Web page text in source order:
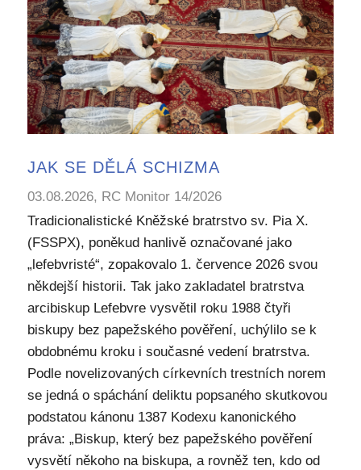
JAK SE DĚLÁ SCHIZMA
03.08.2026, RC Monitor 14/2026
Tradicionalistické Kněžské bratrstvo sv. Pia X.
(FSSPX), poněkud hanlivě označované jako
„lefebvristé“, zopakovalo 1. července 2026 svou
někdejší historii. Tak jako zakladatel bratrstva
arcibiskup Lefebvre vysvětil roku 1988 čtyři
biskupy bez papežského pověření, uchýlilo se k
obdobnému kroku i současné vedení bratrstva.
Podle novelizovaných církevních trestních norem
se jedná o spáchání deliktu popsaného skutkovou
podstatou kánonu 1387 Kodexu kanonického
práva: „Biskup, který bez papežského pověření
vysvětí někoho na biskupa, a rovněž ten, kdo od